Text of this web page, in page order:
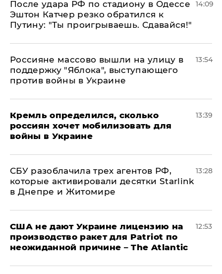
После удара РФ по стадиону в Одессе
Эштон Катчер резко обратился к
Путину: "Ты проигрываешь. Сдавайся!"
14:09
Россияне массово вышли на улицу в
поддержку "Яблока", выступающего
против войны в Украине
13:54
Кремль определился, сколько
россиян хочет мобилизовать для
войны в Украине
13:39
СБУ разоблачила трех агентов РФ,
которые активировали десятки Starlink
в Днепре и Житомире
13:28
США не дают Украине лицензию на
производство ракет для Patriot по
неожиданной причине – The Atlantic
12:53